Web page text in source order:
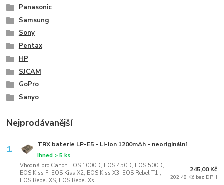
Panasonic
Samsung
Sony
Pentax
HP
SJCAM
GoPro
Sanyo
Nejprodávanější
1. TRX baterie LP-E5 - Li-Ion 1200mAh - neoriginální
Vhodná pro Canon EOS 1000D, EOS 450D, EOS 500D,
EOS Kiss F, EOS Kiss X2, EOS Kiss X3, EOS Rebel T1i,
EOS Rebel XS, EOS Rebel Xsi
ihned > 5 ks
245,00 Kč
202,48 Kč bez DPH